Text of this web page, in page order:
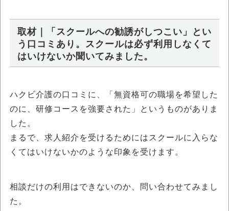
取材｜「スクールへの勧誘がしつこい」とい
う口コミあり。スクールは必ず利用しなくて
はいけないか聞いてみました。
ハクビ介護の口コミに、「無資格可の職場を希望した
のに、研修コースを強要された」というものがありま
した。
まるで、求人紹介を受けるためにはスクールに入らな
くてはいけないかのような印象を受けます。
相談だけの利用はできないのか、問い合わせてみまし
た。